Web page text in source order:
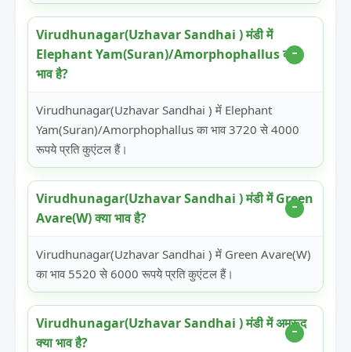
Virudhunagar(Uzhavar Sandhai ) मंडी में
Elephant Yam(Suran)/Amorphophallus क्या
भाव है?
Virudhunagar(Uzhavar Sandhai ) में Elephant
Yam(Suran)/Amorphophallus का भाव 3720 से 4000
रूपये प्रति कुएंटल हैं।
Virudhunagar(Uzhavar Sandhai ) मंडी में Green
Avare(W) क्या भाव है?
Virudhunagar(Uzhavar Sandhai ) में Green Avare(W)
का भाव 5520 से 6000 रूपये प्रति कुएंटल हैं।
Virudhunagar(Uzhavar Sandhai ) मंडी में अमरूद
क्या भाव है?